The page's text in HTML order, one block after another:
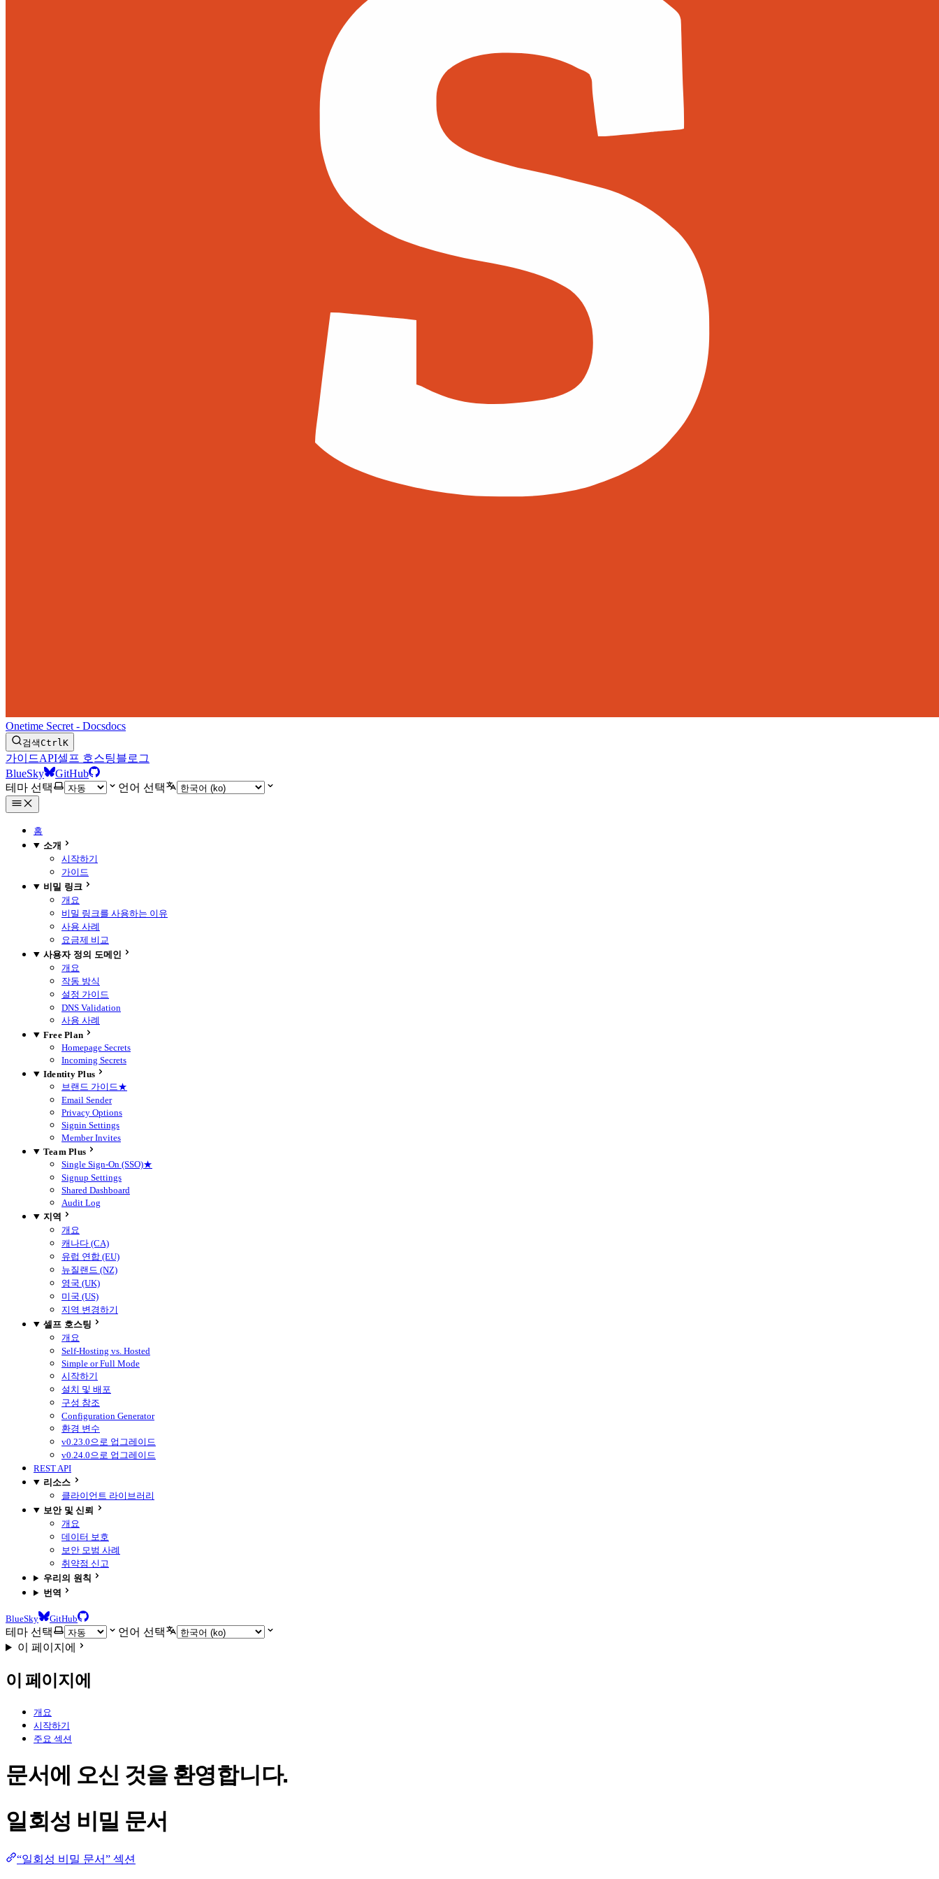
Onetime Secret - Docsdocs
검색CtrlK
가이드API셀프 호스팅블로그
BlueSky
GitHub
테마 선택
언어 선택
홈
소개
시작하기
가이드
비밀 링크
개요
비밀 링크를 사용하는 이유
사용 사례
요금제 비교
사용자 정의 도메인
개요
작동 방식
설정 가이드
DNS Validation
사용 사례
Free Plan
Homepage Secrets
Incoming Secrets
Identity Plus
브랜드 가이드★
Email Sender
Privacy Options
Signin Settings
Member Invites
Team Plus
Single Sign-On (SSO)★
Signup Settings
Shared Dashboard
Audit Log
지역
개요
캐나다 (CA)
유럽 연합 (EU)
뉴질랜드 (NZ)
영국 (UK)
미국 (US)
지역 변경하기
셀프 호스팅
개요
Self-Hosting vs. Hosted
Simple or Full Mode
시작하기
설치 및 배포
구성 참조
Configuration Generator
환경 변수
v0.23.0으로 업그레이드
v0.24.0으로 업그레이드
REST API
리소스
클라이언트 라이브러리
보안 및 신뢰
개요
데이터 보호
보안 모범 사례
취약점 신고
우리의 원칙
번역
BlueSky GitHub
테마 선택
언어 선택
이 페이지에
이 페이지에
개요
시작하기
주요 섹션
문서에 오신 것을 환영합니다.
일회성 비밀 문서
“일회성 비밀 문서” 섹션